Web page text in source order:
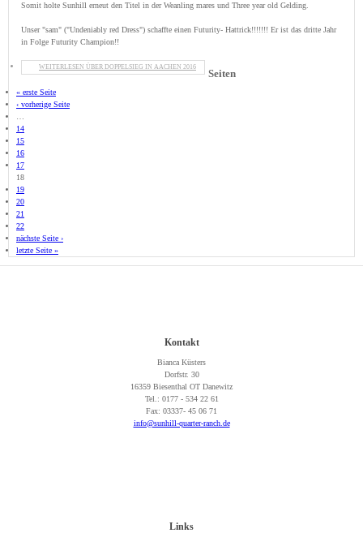
Somit holte Sunhill erneut den Titel in der Weanling mares und Three year old Gelding.
Unser "sam" ("Undeniably red Dress") schaffte einen Futurity- Hattrick!!!!!!! Er ist das dritte Jahr
in Folge Futurity Champion!!
WEITERLESEN ÜBER DOPPELSIEG IN AACHEN 2016
Seiten
« erste Seite
‹ vorherige Seite
14
15
16
17
18
19
20
21
22
nächste Seite ›
letzte Seite »
Kontakt
Bianca Küsters
Dorfstr. 30
16359 Biesenthal OT Danewitz
Tel.: 0177 - 534 22 61
Fax: 03337- 45 06 71
info@sunhill-quarter-ranch.de
Links